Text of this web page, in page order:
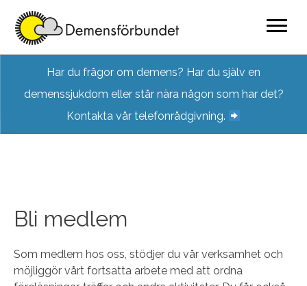
content
Har du frågor om demens? Har du själv en
demenssjukdom eller står nära någon som har det?
Kontakta vår telefonrådgivning.
Bli medlem
Som medlem hos oss, stödjer du vår verksamhet och
möjliggör vårt fortsatta arbete med att ordna